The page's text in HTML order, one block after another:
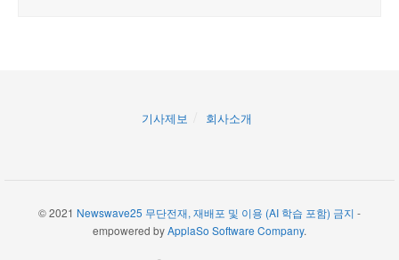
기사제보 회사소개
© 2021 Newswave25 무단전재, 재배포 및 이용 (AI 학습 포함) 금지 -
empowered byApplaSo Software Company.